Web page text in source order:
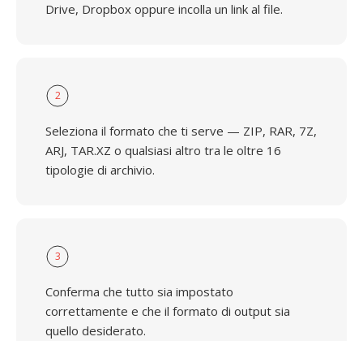
Drive, Dropbox oppure incolla un link al file.
2
Seleziona il formato che ti serve — ZIP, RAR, 7Z,
ARJ, TAR.XZ o qualsiasi altro tra le oltre 16
tipologie di archivio.
3
Conferma che tutto sia impostato
correttamente e che il formato di output sia
quello desiderato.